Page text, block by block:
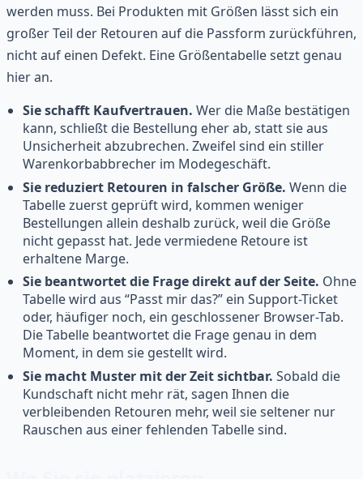
werden muss. Bei Produkten mit Größen lässt sich ein
großer Teil der Retouren auf die Passform zurückführen,
nicht auf einen Defekt. Eine Größentabelle setzt genau
hier an.
Sie schafft Kaufvertrauen. Wer die Maße bestätigen
kann, schließt die Bestellung eher ab, statt sie aus
Unsicherheit abzubrechen. Zweifel sind ein stiller
Warenkorbabbrecher im Modegeschäft.
Sie reduziert Retouren in falscher Größe. Wenn die
Tabelle zuerst geprüft wird, kommen weniger
Bestellungen allein deshalb zurück, weil die Größe
nicht gepasst hat. Jede vermiedene Retoure ist
erhaltene Marge.
Sie beantwortet die Frage direkt auf der Seite. Ohne
Tabelle wird aus “Passt mir das?” ein Support-Ticket
oder, häufiger noch, ein geschlossener Browser-Tab.
Die Tabelle beantwortet die Frage genau in dem
Moment, in dem sie gestellt wird.
Sie macht Muster mit der Zeit sichtbar. Sobald die
Kundschaft nicht mehr rät, sagen Ihnen die
verbleibenden Retouren mehr, weil sie seltener nur
Rauschen aus einer fehlenden Tabelle sind.